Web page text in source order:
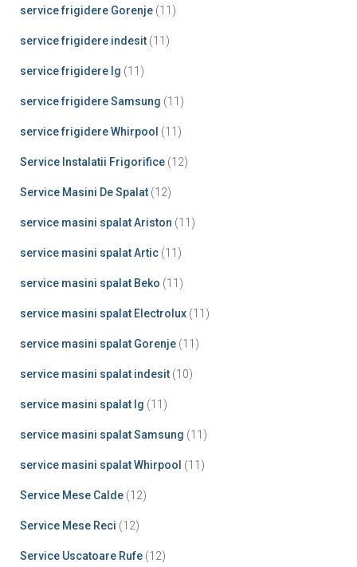
service frigidere Gorenje (11)
service frigidere indesit (11)
service frigidere lg (11)
service frigidere Samsung (11)
service frigidere Whirpool (11)
Service Instalatii Frigorifice (12)
Service Masini De Spalat (12)
service masini spalat Ariston (11)
service masini spalat Artic (11)
service masini spalat Beko (11)
service masini spalat Electrolux (11)
service masini spalat Gorenje (11)
service masini spalat indesit (10)
service masini spalat lg (11)
service masini spalat Samsung (11)
service masini spalat Whirpool (11)
Service Mese Calde (12)
Service Mese Reci (12)
Service Uscatoare Rufe (12)